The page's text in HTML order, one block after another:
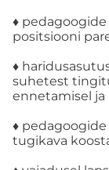
♦
positsiooni
♦
suhetest
ennetamisel ja
♦
tugikava